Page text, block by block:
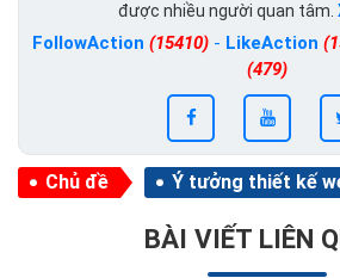
được nhiều người quan tâm.
FollowAction (15410)- LikeAction
(479)
Chủ đề Ý tưởng thiết kế
BÀI VIẾT LIÊN